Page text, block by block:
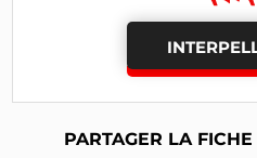
PARTAGER LA